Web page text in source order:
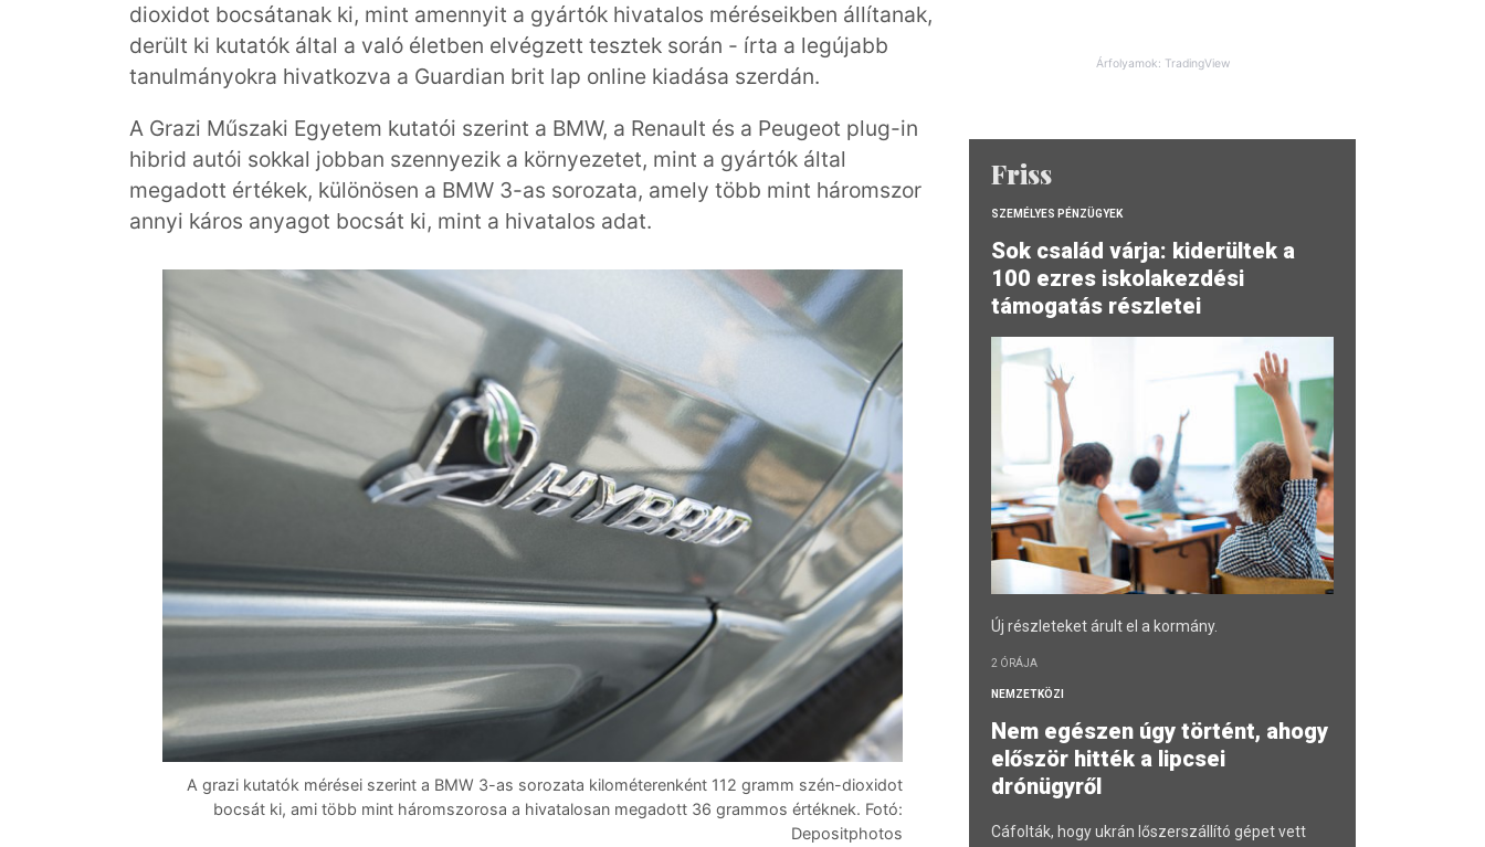
dioxidot bocsátanak ki, mint amennyit a gyártók hivatalos méréseikben állítanak,
derült ki kutatók által a való életben elvégzett tesztek során - írta a legújabb
tanulmányokra hivatkozva a Guardian brit lap online kiadása szerdán.
A Grazi Műszaki Egyetem kutatói szerint a BMW, a Renault és a Peugeot plug-in
hibrid autói sokkal jobban szennyezik a környezetet, mint a gyártók által
megadott értékek, különösen a BMW 3-as sorozata, amely több mint háromszor
annyi káros anyagot bocsát ki, mint a hivatalos adat.
A grazi kutatók mérései szerint a BMW 3-as sorozata kilométerenként 112 gramm szén-dioxidot
bocsát ki, ami több mint háromszorosa a hivatalosan megadott 36 grammos értéknek. Fotó:
Depositphotos
Árfolyamok: TradingView
Friss
SZEMÉLYES PÉNZÜGYEK
Sok család várja: kiderültek a
100 ezres iskolakezdési
támogatás részletei
Új részleteket árult el a kormány.
2 ÓRÁJA
NEMZETKÖZI
Nem egészen úgy történt, ahogy
először hitték a lipcsei
drónügyről
Cáfolták, hogy ukrán lőszerszállító gépet vett